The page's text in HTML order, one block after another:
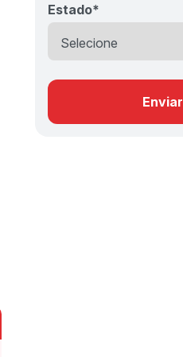
Estado*
Enviar